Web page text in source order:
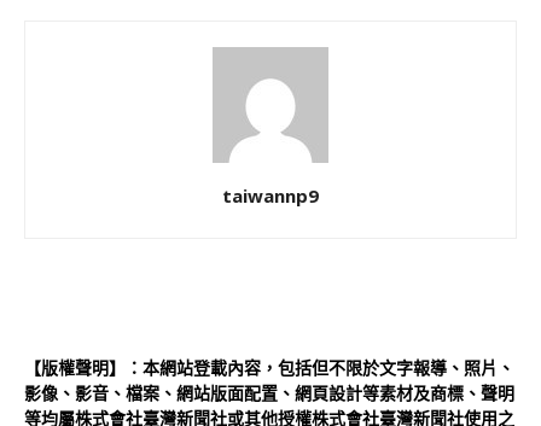
taiwannp9
【版權聲明】：本網站登載內容，包括但不限於文字報導、照片、
影像、影音、檔案、網站版面配置、網頁設計等素材及商標、聲明
等均屬株式會社臺灣新聞社或其他授權株式會社臺灣新聞社使用之